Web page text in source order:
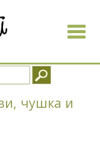
Toggle
чушка и